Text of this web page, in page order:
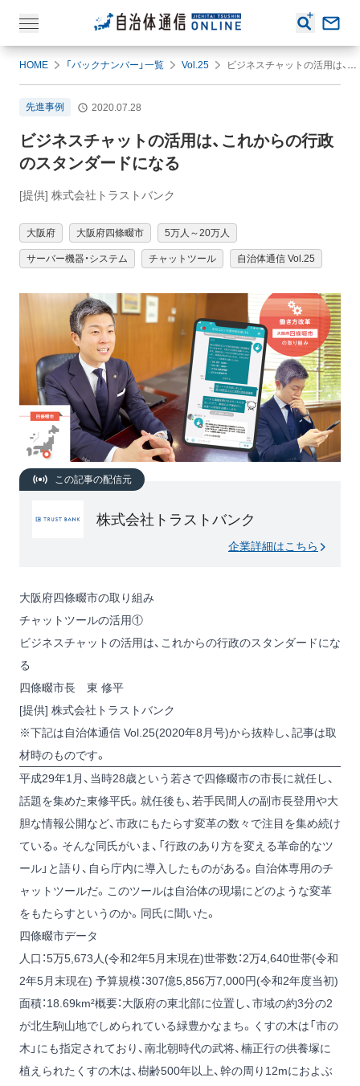
HOME 「バックナンバー」一覧 Vol.25 ビジネスチャットの活用は、これからの行政のスタンダードになる
先進事例 2020.07.28
ビジネスチャットの活用は、これからの行政
のスタンダードになる
[提供] 株式会社トラストバンク
大阪府 大阪府四條畷市 5万人～20万人
サーバー機器・システム チャットツール 自治体通信 Vol.25
この記事の配信元
株式会社トラストバンク
企業詳細はこちら
大阪府四條畷市の取り組み
チャットツールの活用①
ビジネスチャットの活用は、これからの行政のスタンダードにな
る
四條畷市長 東 修平
[提供] 株式会社トラストバンク
※下記は自治体通信 Vol.25(2020年8月号)から抜粋し、記事は取
材時のものです。
平成29年1月、当時28歳という若さで四條畷市の市長に就任し、
話題を集めた東修平氏。就任後も、若手民間人の副市長登用や大
胆な情報公開など、市政にもたらす変革の数々で注目を集め続け
ている。そんな同氏がいま、「行政のあり方を変える革命的なツ
ール」と語り、自ら庁内に導入したものがある。自治体専用のチ
ャットツールだ。このツールは自治体の現場にどのような変革
をもたらすというのか。同氏に聞いた。
四條畷市データ
人口：5万5,673人(令和2年5月末現在)世帯数：2万4,640世帯(令和
2年5月末現在) 予算規模：307億5,856万7,000円(令和2年度当初)
面積：18.69km²概要：大阪府の東北部に位置し、市域の約3分の2
が北生駒山地でしめられている緑豊かなまち。くすの木は「市の
木」にも指定されており、南北朝時代の武将、楠正行の供養塚に
植えられたくすの木は、樹齢500年以上、幹の周り12mにおよぶ